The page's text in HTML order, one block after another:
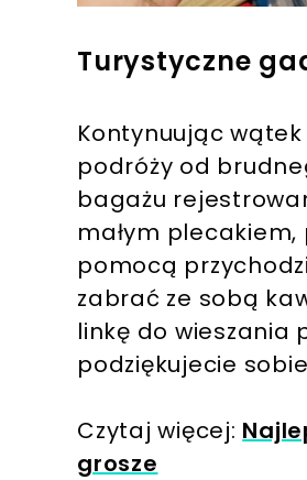
Turystyczne
Kontynuując
podróży od
bagażu
małym plecakiem,
pomocą
zabrać ze sobą
linkę do wieszania
podziękujecie
Czytaj więcej:
grosze